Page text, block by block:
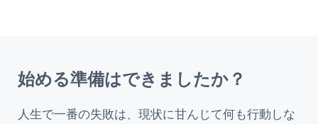
始める準備はできましたか？
人生で一番の失敗は、現状に甘んじて何も行動しな